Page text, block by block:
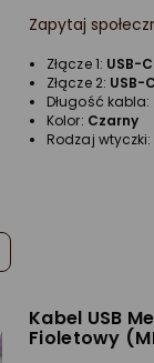
Zapytaj
Złącze 1: USB-C
Złącze 2: USB-C
Długość kabla:
Kolor: Czarny
Rodzaj wtyczki:
Kabel USB
Fioletowy